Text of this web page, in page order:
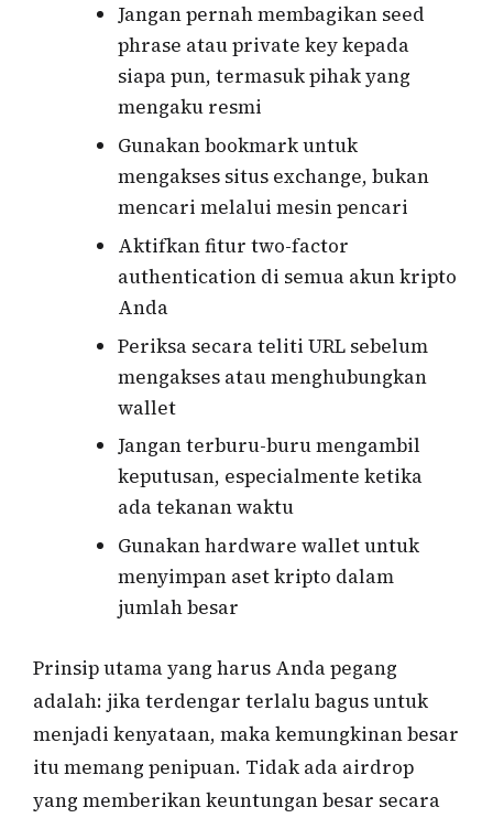
Jangan pernah membagikan seed
phrase atau private key kepada
siapa pun, termasuk pihak yang
mengaku resmi
Gunakan bookmark untuk
mengakses situs exchange, bukan
mencari melalui mesin pencari
Aktifkan fitur two-factor
authentication di semua akun kripto
Anda
Periksa secara teliti URL sebelum
mengakses atau menghubungkan
wallet
Jangan terburu-buru mengambil
keputusan, especialmente ketika
ada tekanan waktu
Gunakan hardware wallet untuk
menyimpan aset kripto dalam
jumlah besar
Prinsip utama yang harus Anda pegang
adalah: jika terdengar terlalu bagus untuk
menjadi kenyataan, maka kemungkinan besar
itu memang penipuan. Tidak ada airdrop
yang memberikan keuntungan besar secara